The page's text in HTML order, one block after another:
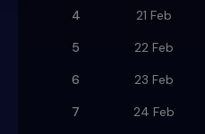
4
21 Feb
5
22 Feb
6
23 Feb
7
24 Feb